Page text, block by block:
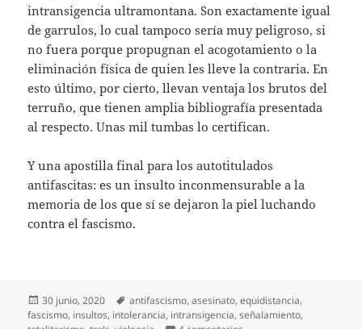
intransigencia ultramontana. Son exactamente igual
de garrulos, lo cual tampoco sería muy peligroso, si
no fuera porque propugnan el acogotamiento o la
eliminación física de quien les lleve la contraria. En
esto último, por cierto, llevan ventaja los brutos del
terruño, que tienen amplia bibliografía presentada
al respecto. Unas mil tumbas lo certifican.
Y una apostilla final para los autotitulados
antifascitas: es un insulto inconmensurable a la
memoria de los que sí se dejaron la piel luchando
contra el fascismo.
Publicado
el
30 junio, 2020 Etiquetas
antifascismo,asesinato,equidistancia,
fascismo, insultos, intolerancia, intransigencia,señalamiento,